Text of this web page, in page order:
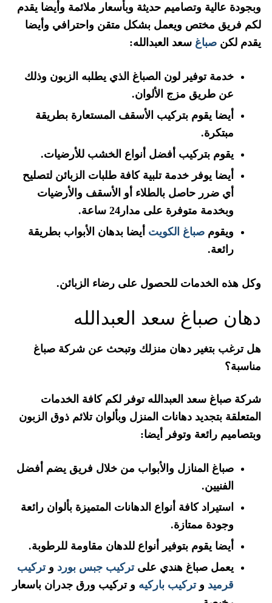
وبجودة عالية وتصاميم حديثة وبأسعار ملائمة وأيضا يقدم
لكم فريق مختص ويعمل بشكل متقن واحترافي وأيضا
يقدم لكن صباغ سعد العبدالله:
خدمة توفير لون الصباغ الذي يطلبه الزبون وذلك
عن طريق مزج الألوان.
أيضا يقوم بتركيب الأسقف المستعارة بطريقة
مبتكرة.
يقوم بتركيب أفضل أنواع الخشب للأرضيات.
أيضا يوفر خدمة تلبية كافة طلبات الزبائن لتصليح
أي ضرر حاصل بالطلاء أو الأسقف والأرضيات
وبخدمة متوفرة على مدار24 ساعة.
ويقوم صباغ الكويت أيضا بدهان الأبواب بطريقة
رائعة.
وكل هذه الخدمات للحصول على رضاء الزبائن.
دهان صباغ سعد العبدالله
هل ترغب بتغير دهان منزلك وتبحث عن شركة صباغ
مناسبة؟
شركة صباغ سعد العبدالله توفر لكم كافة الخدمات
المتعلقة بتجديد دهانات المنزل وبألوان تلائم ذوق الزبون
وبتصاميم رائعة وتوفر أيضا:
صباغ المنازل والأبواب من خلال فريق يضم أفضل
الفنيين.
استيراد كافة أنواع الدهانات المتميزة بألوان رائعة
وجودة ممتازة.
أيضا يقوم بتوفير أنواع للدهان مقاومة للرطوبة.
يعمل صباغ هندي علىتركيب جبس بورد وتركيب
قرميد وتركيب باركيه و تركيب ورق جدران باسعار